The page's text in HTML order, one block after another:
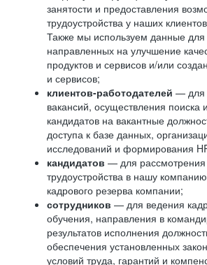
занятости и предоставления
трудоустройства у наших
Также мы используем данные для
направленных на улучшение
продуктов и сервисов и/или
и сервисов;
клиентов-работодателей — для
вакансий, осуществления поиска
кандидатов на вакантные
доступа к базе данных,
исследований и формирования
кандидатов — для рассмотрения
трудоустройства в нашу
кадрового резерва компании;
сотрудников — для ведения
обучения, направления в
результатов исполнения
обеспечения установленных
условий труда, гарантий и